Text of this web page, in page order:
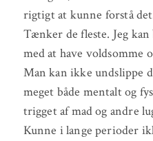
rigtigt at kunne forstå
Tænker de fleste. Jeg
med at have voldsomme
Man kan ikke undslippe
meget både mentalt og
trigget af mad og andre
Kunne i lange perioder